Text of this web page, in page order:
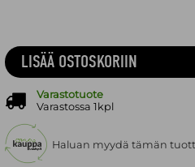
LISÄÄ OSTOSKORIIN
Varastotuote
Varastossa 1kpl
Haluan myydä tämän